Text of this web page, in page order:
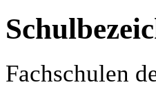
Fachschulen